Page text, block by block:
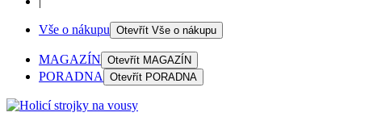
Vše o nákupu Otevřít Vše o nákupu
MAGAZÍN Otevřít MAGAZÍN
PORADNA Otevřít PORADNA